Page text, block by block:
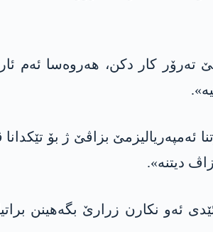
ئەو نکارن زرارێ بگەهینن